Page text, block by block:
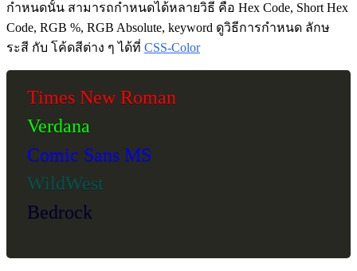
กำหนดนั้น สามารถกำหนดได้หลายวิธี คือ Hex Code, Short Hex
Code, RGB %, RGB Absolute, keyword ดูวิธีการกำหนด ลักษ
ระสี กับ โค้ดสีต่าง ๆ ได้ที่ CSS-Color
Times New Roman
Verdana
Comic Sans MS
WildWest
Bedrock